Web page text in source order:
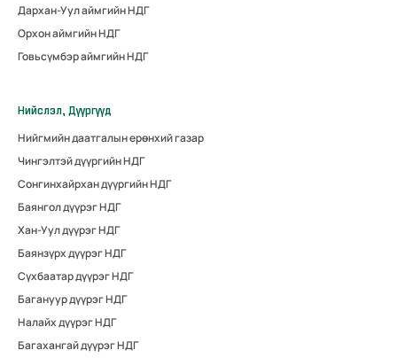
Дархан-Уул аймгийн НДГ
Орхон аймгийн НДГ
Говьсүмбэр аймгийн НДГ
Нийслэл, Дүүргүүд
Нийгмийн даатгалын ерөнхий газар
Чингэлтэй дүүргийн НДГ
Сонгинхайрхан дүүргийн НДГ
Баянгол дүүрэг НДГ
Хан-Уул дүүрэг НДГ
Баянзүрх дүүрэг НДГ
Сүхбаатар дүүрэг НДГ
Багануур дүүрэг НДГ
Налайх дүүрэг НДГ
Багахангай дүүрэг НДГ